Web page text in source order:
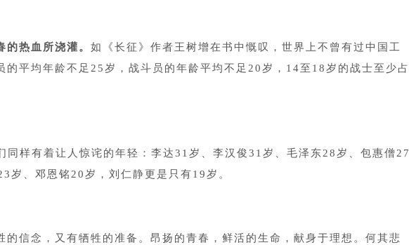
热血所浇灌。 如《长征》作者王树增在书中慨叹，世界上不曾有过中国工
的平均年龄不足25岁，战斗员的年龄平均不足20岁，14至18岁的战士至少占
同样有着让人惊诧的年轻：李达31岁、李汉俊31岁、毛泽东28岁、包惠僧27
岁、邓恩铭20岁，刘仁静更是只有19岁。
的信念，又有牺牲的准备。昂扬的青春，鲜活的生命，献身于理想。何其悲